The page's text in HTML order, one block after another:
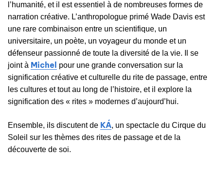
l’humanité, et il est essentiel à de nombreuses formes de
narration créative. L’anthropologue primé Wade Davis est
une rare combinaison entre un scientifique, un
universitaire, un poète, un voyageur du monde et un
défenseur passionné de toute la diversité de la vie. Il se
joint à Michel
pour une grande conversation sur la
signification créative et culturelle du rite de passage, entre
les cultures et tout au long de l’histoire, et il explore la
signification des « rites » modernes d’aujourd’hui.
Ensemble, ils discutent de KÁ, un spectacle du Cirque du
Soleil sur les thèmes des rites de passage et de la
découverte de soi.